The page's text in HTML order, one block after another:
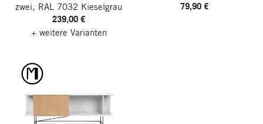
zwei, RAL 7032 Kieselgrau
239,00 €
+ weitere Varianten
79,90 €